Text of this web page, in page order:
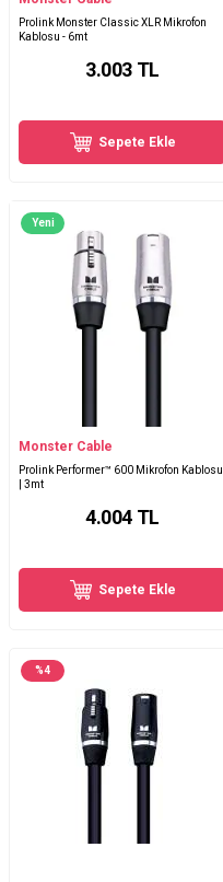
Prolink Monster Classic XLR Mikrofon
Kablosu - 6mt
3.003 TL
Sepete Ekle
Yeni
Monster Cable
Prolink Performer™ 600 Mikrofon Kablosu
| 3mt
4.004 TL
Sepete Ekle
%4